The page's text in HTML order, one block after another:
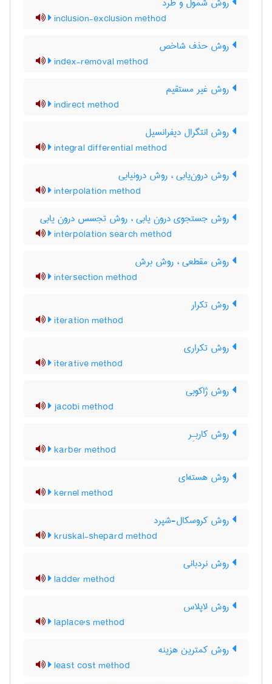
inclusion-exclusion method
روش حذف شاخص
index-removal method
روش غیر مستقیم
indirect method
روش انتگرال دیفرانسیل
integral differential method
روش درون‌یابی ، روش درونیابی
interpolation method
روش جستجوی درون یابی ، روش تجسس درون یابی
interpolation search method
روش مقطعی ، روش برش
intersection method
روش تکرار
iteration method
روش تکراری
iterative method
روش ژاکوبی
jacobi method
روش کاربـِر
karber method
روش هسته‌ای
kernel method
روش کروسکال-شپرد
kruskal-shepard method
روش نردبانی
ladder method
روش لاپلاس
laplace's method
روش کمترین هزینه
least cost method